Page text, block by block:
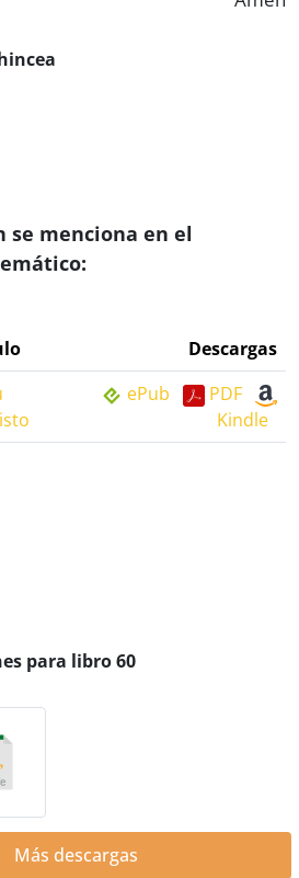
se menciona en el
Descargas
ePub
PDF
Kindle
para libro 60
Más descargas